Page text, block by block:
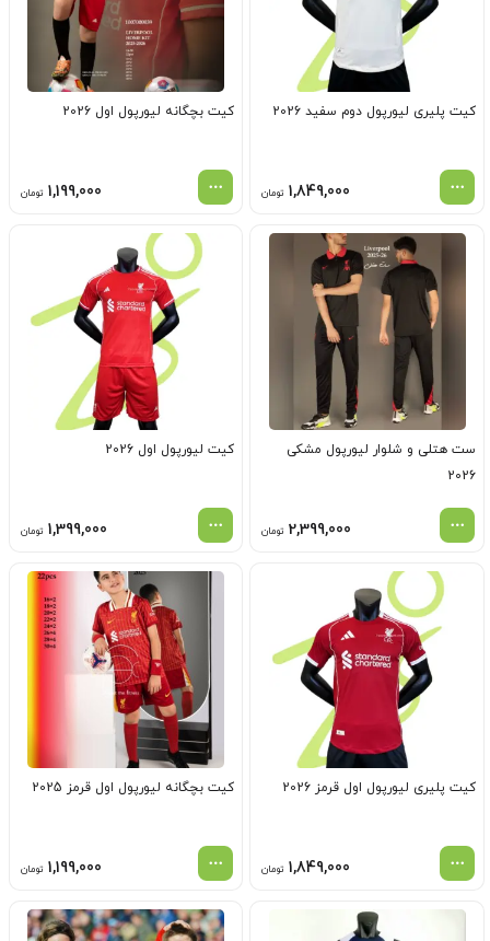
کیت پلیری لیورپول دوم سفید 2026
1,849,000 تومان
کیت بچگانه لیورپول اول 2026
1,199,000 تومان
ست هتلی و شلوار لیورپول مشکی
2026
2,399,000 تومان
کیت لیورپول اول 2026
1,399,000 تومان
کیت پلیری لیورپول اول قرمز 2026
1,849,000 تومان
کیت بچگانه لیورپول اول قرمز 2025
1,199,000 تومان